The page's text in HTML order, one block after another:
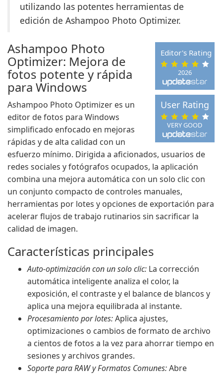
utilizando las potentes herramientas de
edición de Ashampoo Photo Optimizer.
2026
Editor's Rating
VERY GOOD
User Rating
Ashampoo Photo
Optimizer: Mejora de
fotos potente y rápida
para Windows
Ashampoo Photo Optimizer es un
editor de fotos para Windows
simplificado enfocado en mejoras
rápidas y de alta calidad con un
esfuerzo mínimo. Dirigida a aficionados, usuarios de
redes sociales y fotógrafos ocupados, la aplicación
combina una mejora automática con un solo clic con
un conjunto compacto de controles manuales,
herramientas por lotes y opciones de exportación para
acelerar flujos de trabajo rutinarios sin sacrificar la
calidad de imagen.
Características principales
Auto-optimización con un solo clic: La corrección
automática inteligente analiza el color, la
exposición, el contraste y el balance de blancos y
aplica una mejora equilibrada al instante.
Procesamiento por lotes:Aplica ajustes,
optimizaciones o cambios de formato de archivo
a cientos de fotos a la vez para ahorrar tiempo en
sesiones y archivos grandes.
Soporte para RAW y Formatos Comunes:Abre